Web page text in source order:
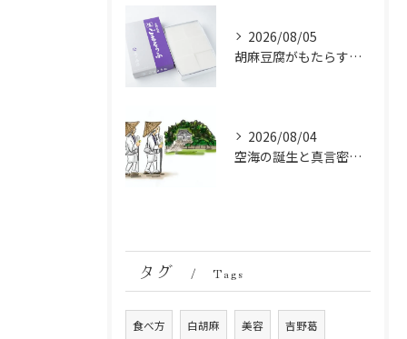
2026/08/05
胡麻豆腐がもたらす美肌の秘密：ビタミンEと抗酸化成分の力
2026/08/04
空海の誕生と真言密教の始まり：お遍路伝説の起点
タグ Tags
食べ方 白胡麻 美容 吉野葛